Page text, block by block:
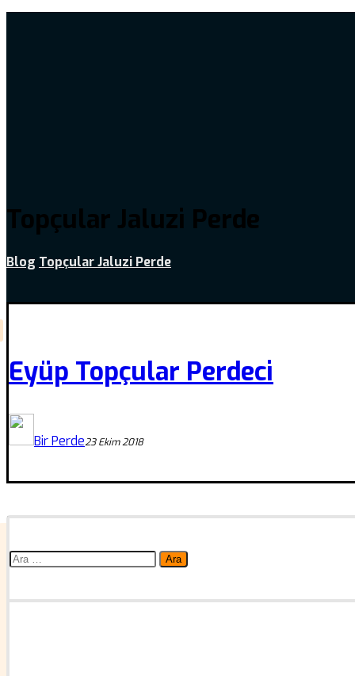
Topçular Jaluzi Perde
Blog Topçular Jaluzi Perde
Eyüp Topçular Perdeci
Bir Perde23 Ekim 2018
Arama: